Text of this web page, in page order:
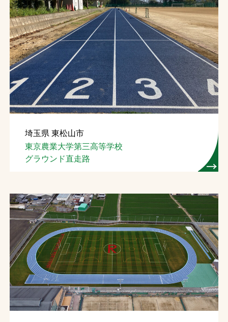
埼玉県 東松山市
東京農業大学第三高等学校
グラウンド直走路